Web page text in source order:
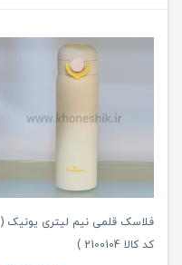
فلاسک قلمی نیم لیتری یونیک (
کد کالا 2100104 )